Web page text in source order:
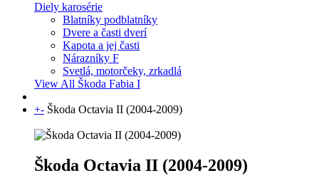
Diely karosérie
Blatníky podblatníky
Dvere a časti dverí
Kapota a jej časti
Nárazníky F
Svetlá, motorčeky, zrkadlá
View All Škoda Fabia I
+- Škoda Octavia II (2004-2009)
Škoda Octavia II (2004-2009)